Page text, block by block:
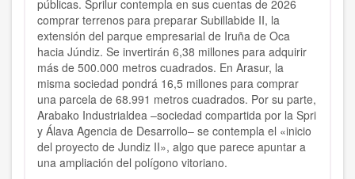
públicas. Sprilur contempla en sus cuentas de 2026
comprar terrenos para preparar Subillabide II, la
extensión del parque empresarial de Iruña de Oca
hacia Júndiz. Se invertirán 6,38 millones para adquirir
más de 500.000 metros cuadrados. En Arasur, la
misma sociedad pondrá 16,5 millones para comprar
una parcela de 68.991 metros cuadrados. Por su parte,
Arabako Industrialdea –sociedad compartida por la Spri
y Álava Agencia de Desarrollo– se contempla el «inicio
del proyecto de Jundiz II», algo que parece apuntar a
una ampliación del polígono vitoriano.